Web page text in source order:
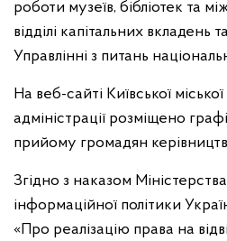
роботи музеїв, бібліотек та
відділі капітальних вкладень
Управлінні з питань
На веб-сайті Київської
адміністрації розміщено
прийому громадян
Згідно з наказом
інформаційної політики
«Про реалізацію права на